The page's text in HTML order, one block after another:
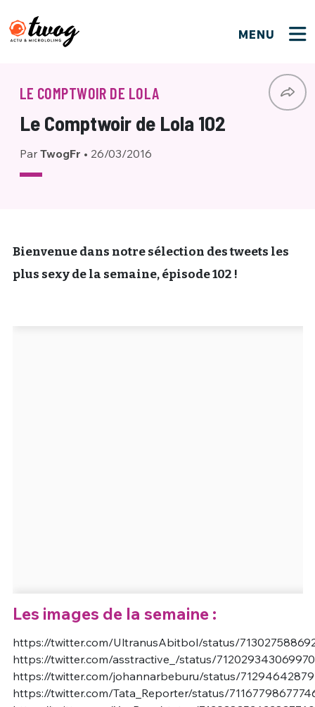
MENU
LE COMPTWOIR DE LOLA
Le Comptwoir de Lola 102
Par TwogFr • 26/03/2016
Bienvenue dans notre sélection des tweets les
plus sexy de la semaine, épisode 102 !
Les images de la semaine :
https://twitter.com/UltranusAbitbol/status/
https://twitter.com/asstractive_/status/
https://twitter.com/johannarbeburu/status/
https://twitter.com/Tata_Reporter/status/
PSEUDO*
Connexion
MOT DE PASSE Mot de passe perdu ?
VOTRE PARTICIPATION
Que souhaitez-vous proposer ?
Quelques tweets
M'INSCRIRE